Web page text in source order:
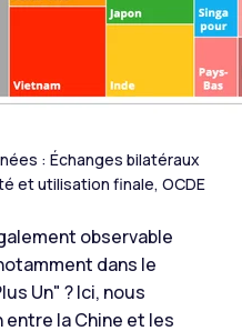
: Échanges bilatéraux
et utilisation finale, OCDE
observable
dans le
Un" ? Ici, nous
la Chine et les